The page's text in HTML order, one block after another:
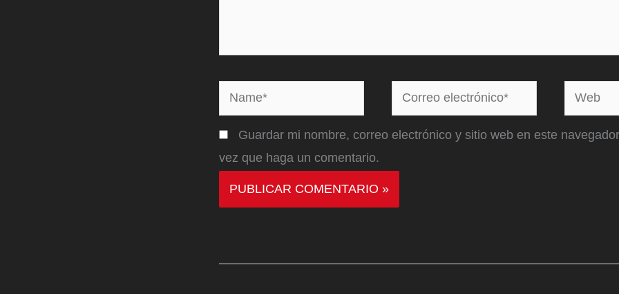
Name*
Correo
electrónico*
Web
Guardar mi nombre, correo electrónico y sitio web en este
vez que haga un comentario.